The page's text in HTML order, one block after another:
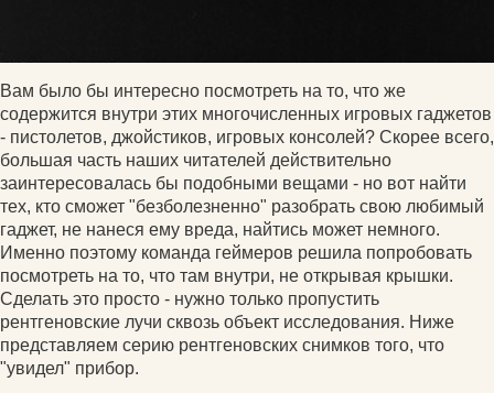
Вам было бы интересно посмотреть на то, что же
содержится внутри этих многочисленных игровых гаджетов
- пистолетов, джойстиков, игровых консолей? Скорее всего,
большая часть наших читателей действительно
заинтересовалась бы подобными вещами - но вот найти
тех, кто сможет "безболезненно" разобрать свою любимый
гаджет, не нанеся ему вреда, найтись может немного.
Именно поэтому команда геймеров решила попробовать
посмотреть на то, что там внутри, не открывая крышки.
Сделать это просто - нужно только пропустить
рентгеновские лучи сквозь объект исследования. Ниже
представляем серию рентгеновских снимков того, что
"увидел" прибор.